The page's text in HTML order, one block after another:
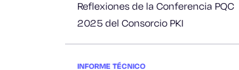
Reflexiones de la Conferencia PQC
2025 del Consorcio PKI
INFORME TÉCNICO